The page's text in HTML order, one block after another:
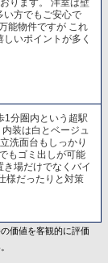
い方でもご安心で
能物件ですが これ
いポイントが多く
分圏内という超駅
装は白とベージュ
洗面台もしっかり
もゴミ出しが可能
場だけでなくバイ
様だったりと対策
価値を客観的に評価